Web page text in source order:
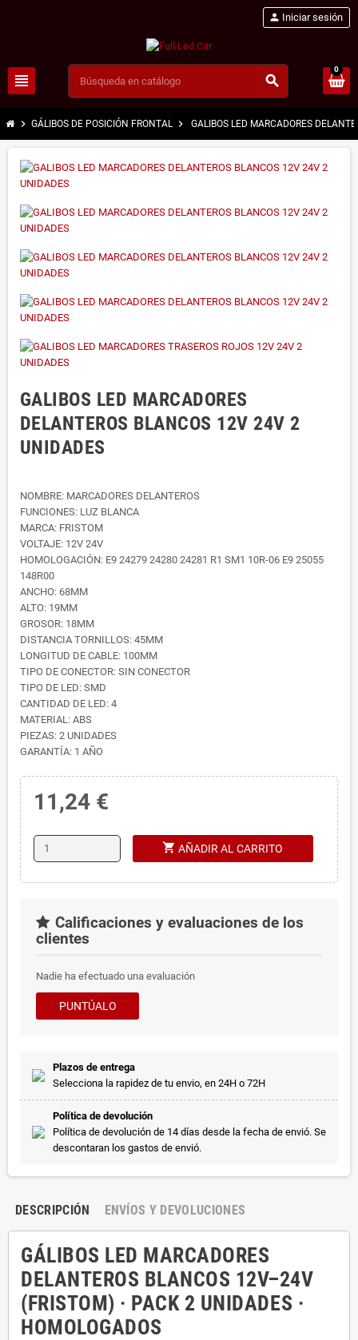
view_headline search
person Iniciar sesión
0
chevron_right GÁLIBOS DE POSICIÓN FRONTAL chevron_right GALIBOS LED MARCADORES
GALIBOS LED MARCADORES
DELANTEROS BLANCOS 12V 24V 2
UNIDADES
NOMBRE: MARCADORES DELANTEROS
FUNCIONES: LUZ BLANCA
MARCA: FRISTOM
VOLTAJE: 12V 24V
HOMOLOGACIÓN: E9 24279 24280 24281 R1 SM1 10R-06 E9 25055
148R00
ANCHO: 68MM
ALTO: 19MM
GROSOR: 18MM
DISTANCIA TORNILLOS: 45MM
LONGITUD DE CABLE: 100MM
TIPO DE CONECTOR: SIN CONECTOR
TIPO DE LED: SMD
CANTIDAD DE LED: 4
MATERIAL: ABS
PIEZAS: 2 UNIDADES
GARANTÍA: 1 AÑO
11,24 €
shopping_cart AÑADIR AL CARRITO
Calificaciones y evaluaciones de los
clientes
Nadie ha efectuado una evaluación
PUNTÚALO
Plazos de entrega
Selecciona la rapidez de tu envio, en 24H o 72H
Política de devolución
Política de devolución de 14 días desde la fecha de envió. Se
descontaran los gastos de envió.
DESCRIPCIÓN ENVÍOS Y DEVOLUCIONES
GÁLIBOS LED MARCADORES
DELANTEROS BLANCOS 12V–24V
(FRISTOM) · PACK 2 UNIDADES ·
HOMOLOGADOS